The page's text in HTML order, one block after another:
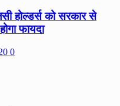
होल्डर्स को सरकार से
फायदा
0